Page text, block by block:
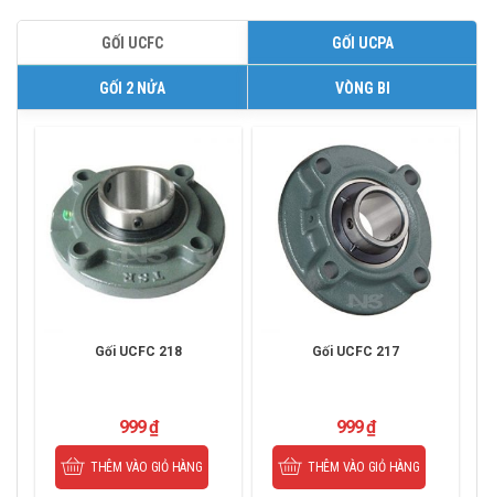
GỐI UCFC GỐI UCPA
GỐI 2 NỬA VÒNG BI
Gối UCFC 218
999₫
THÊM VÀO GIỎ HÀNG
Gối UCFC 217
999₫
THÊM VÀO GIỎ HÀNG